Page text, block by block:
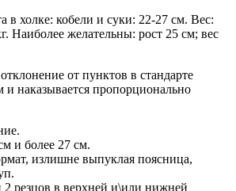
в холке: кобели и суки: 22-27 см. Вес:
Наиболее желательны: рост 25 см; вес
от пунктов в стандарте
и наказывается пропорционально
и более 27 см.
излишне выпуклая поясница,
2 резцов в верхней и\или нижней